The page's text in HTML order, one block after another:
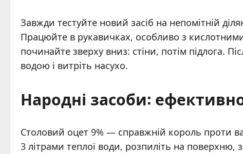
Завжди тестуйте новий засіб на непомітній
Працюйте в рукавичках, особливо з
починайте зверху вниз: стіни, потім підлога.
водою і витріть насухо.
Народні засоби:
Столовий оцет 9% — справжній король проти
3 літрами теплої води, розпиліть на